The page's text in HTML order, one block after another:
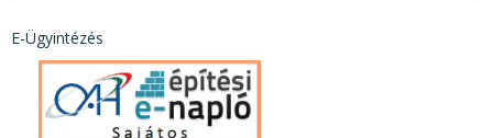
E-Ügyintézés